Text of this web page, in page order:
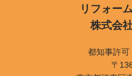
リフォー
株式会
都知事許
〒